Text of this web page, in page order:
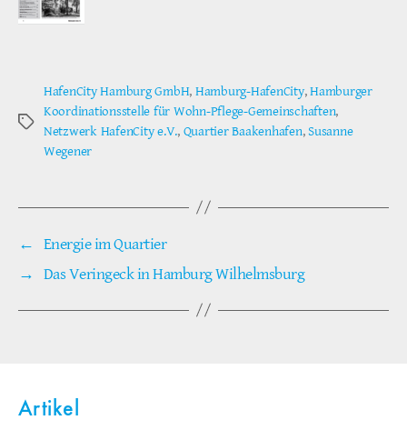
Schlagwörter
HafenCity Hamburg GmbH, Hamburg-HafenCity,Hamburger
Koordinationsstelle für Wohn-Pflege-Gemeinschaften,
Netzwerk HafenCity e.V., Quartier Baakenhafen,Susanne
Wegener
← Energie im Quartier
→ Das Veringeck in Hamburg Wilhelmsburg
Artikel